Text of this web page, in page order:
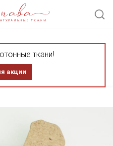
ткани!
акции